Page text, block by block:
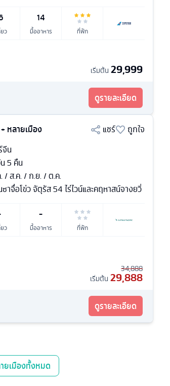
ว
14
มื้ออาหาร ที่พัก
เริ่มต้น 29,999
ดูรายละเอียด
หลายเมือง แชร์
ถูกใจ
จีน
5 คืน
/ ส.ค. / ก.ย. / ต.ค.
าจื่อโข่ว จัตุรัส 54 ไร่ไวน์และคฤหาสน์จางยวี่
ว
-
มื้ออาหาร ที่พัก
34,888
เริ่มต้น 29,888
ดูรายละเอียด
ยเมืองทั้งหมด